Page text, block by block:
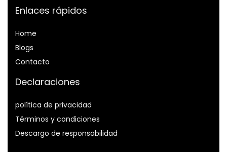
Enlaces rápidos
Home
Blogs
Contacto
Declaraciones
política de privacidad
Términos y condiciones
Descargo de responsabilidad